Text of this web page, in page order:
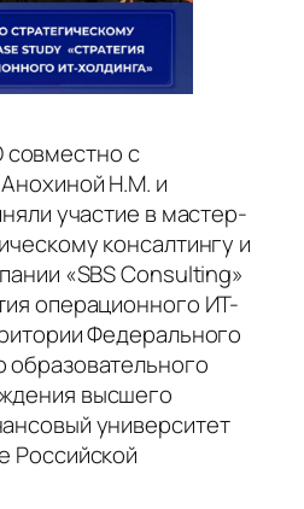
с
Н.М. и
участие в мастер-
консалтингу и
«SBS Consulting»
операционного ИТ-
Федерального
образовательного
высшего
университет
Российской